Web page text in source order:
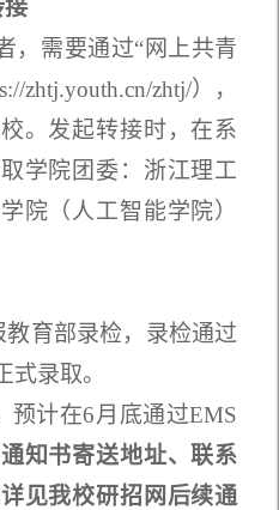
需要通过“网上共青
zhtj.youth.cn/zhtj/），
。发起转接时，在系
学院团委：浙江理工
院（人工智能学院）
育部录检，录检通过
录取。
计在6月底通过EMS
通知书寄送地址、联系
见我校研招网后续通